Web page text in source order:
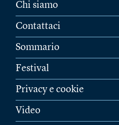
Chi siamo
Contattaci
Sommario
Festival
Privacy e cookie
Video